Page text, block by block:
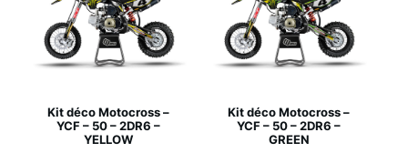
Kit déco Motocross –
YCF – 50 – 2DR6 –
YELLOW
Kit déco Motocross –
YCF – 50 – 2DR6 –
GREEN